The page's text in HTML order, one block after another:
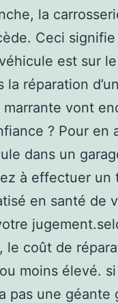
la
Ceci
est sur le
la réparation
vont
? Pour
dans un
à effectuer
en santé de
le coût de
moins élevé.
pas une géante